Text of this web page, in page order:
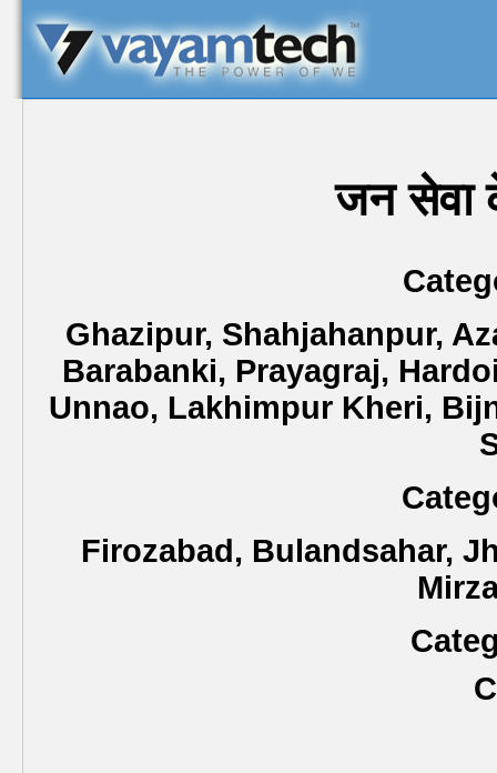
जन सेवा
Ghazipur, Shahjahanpur,
Barabanki, Prayagraj,
Unnao, Lakhimpur Kheri,
Firozabad, Bulandsahar,